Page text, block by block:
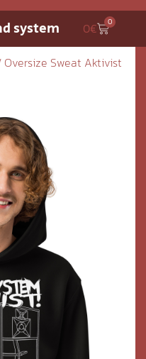
system 0€ 0
Oversize Sweat Aktivist